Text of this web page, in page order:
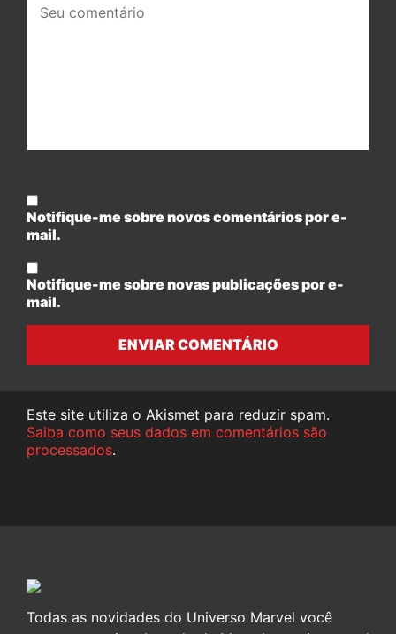
comentário:
Notifique-me sobre novos comentários por e-
mail.
Notifique-me sobre novas publicações por e-
mail.
ENVIAR COMENTÁRIO
Este site utiliza o Akismet para reduzir spam.
Saiba como seus dados em comentários são
processados.
Todas as novidades do Universo Marvel você